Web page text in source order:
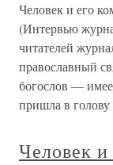
Человек и его
(Интервью
читателей
православный
богослов —
пришла в голову
Человек